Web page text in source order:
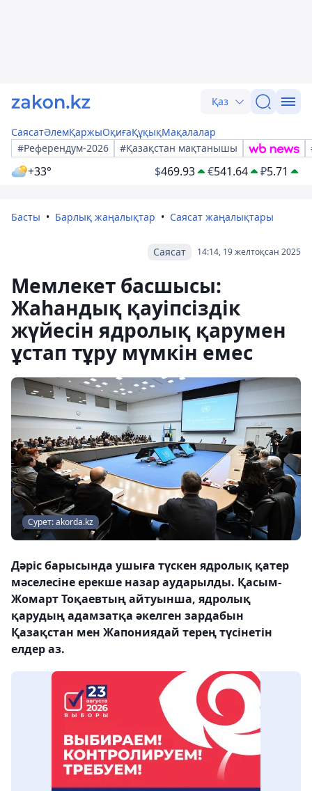
Қаз
СаясатӘлемҚаржыОқиғаҚұқықМақалалар
#Референдум-2026
#Қазақстан мақтанышы
+33° $469.93 €541.64 ₽5.71
Басты Барлық жаңалықтар Саясат жаңалықтары
14:14, 19 желтоқсан 2025
Саясат
Мемлекет басшысы:
Жаһандық қауіпсіздік
жүйесін ядролық қарумен
ұстап тұру мүмкін емес
Сурет: akorda.kz
Дәріс барысында ушыға түскен ядролық қатер
мәселесіне ерекше назар аударылды. Қасым-
Жомарт Тоқаевтың айтуынша, ядролық
қарудың адамзатқа әкелген зардабын
Қазақстан мен Жапониядай терең түсінетін
елдер аз.